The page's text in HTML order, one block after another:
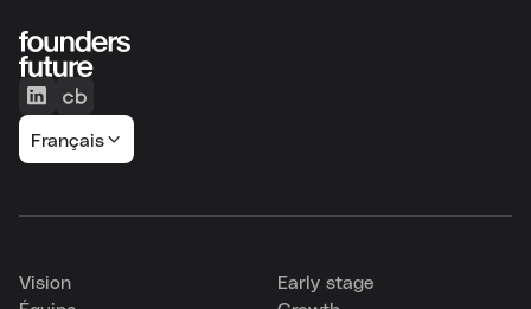
Français
Vision
Early stage